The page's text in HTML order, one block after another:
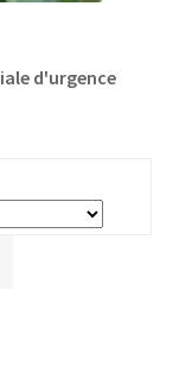
d'urgence